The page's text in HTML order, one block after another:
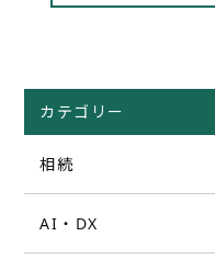
カテゴリー
相続
AI・DX